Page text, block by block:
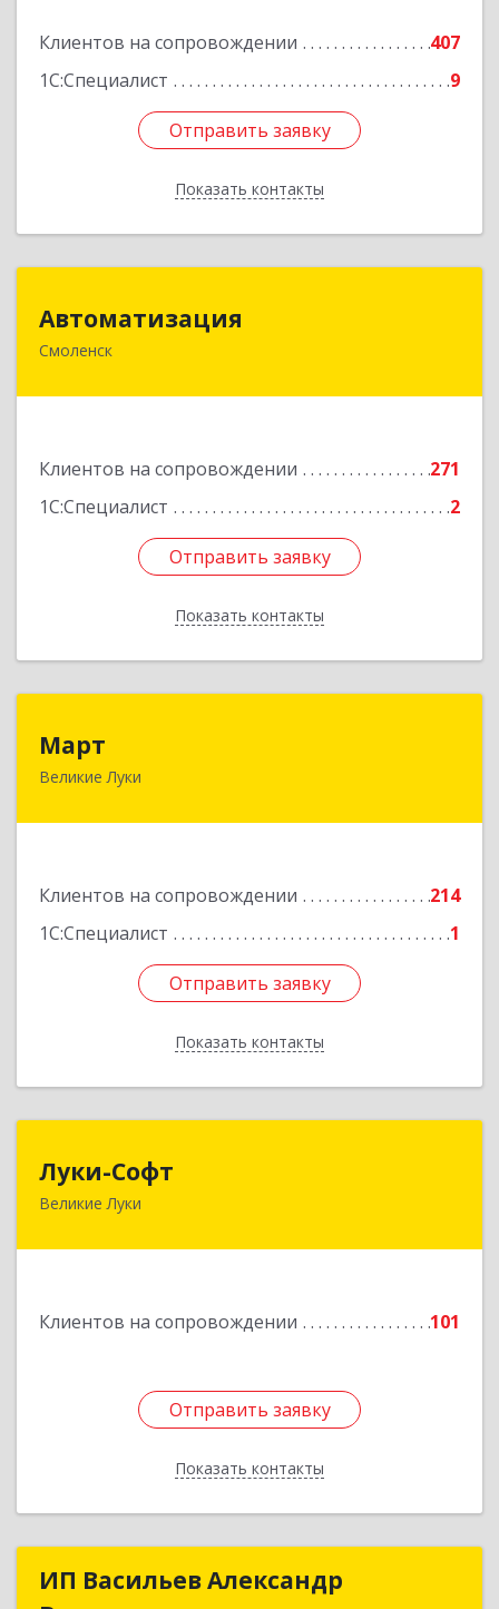
Клиентов на сопровождении
407
1С:Специалист
9
Отправить заявку
Показать контакты
Отправить заявку
Назад
Автоматизация
Смоленск
Клиентов на сопровождении
271
1С:Специалист
2
Отправить заявку
Показать контакты
214019, Смоленская обл, Смоленск г, Марии
Отправить заявку
Назад
Март
Великие Луки
Клиентов на сопровождении
214
1С:Специалист
1
Отправить заявку
Показать контакты
182113, Псковская обл, Великие Луки г,
Отправить заявку
Назад
Луки-Софт
Великие Луки
Клиентов на сопровождении 101
Отправить заявку
Показать контакты
182113, Псковская обл, Великие Луки г,
Отправить заявку
Назад
ИП Васильев Александр
ИП Васильев Александр